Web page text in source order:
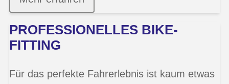
PROFESSIONELLES BIKE-
FITTING
Für das perfekte Fahrerlebnis ist kaum etwas